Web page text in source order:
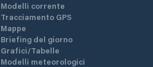
Modelli corrente
Tracciamento GPS
Mappe
Briefing del giorno
Grafici/Tabelle
Modelli meteorologici